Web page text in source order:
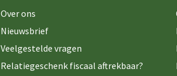
Over ons
Nieuwsbrief
Veelgestelde vragen
Relatiegeschenk fiscaal aftrekbaar?